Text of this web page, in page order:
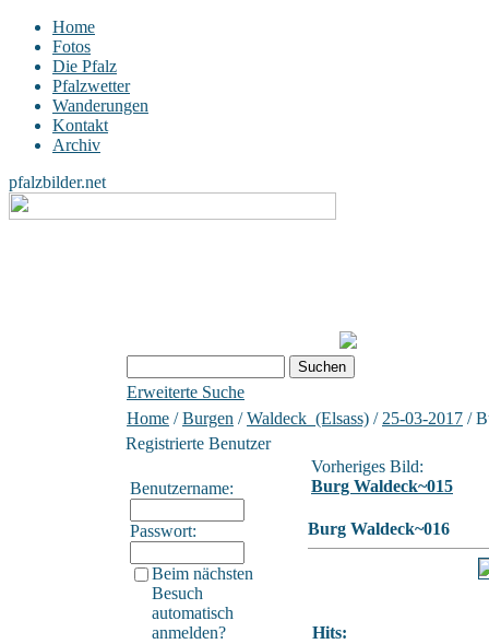
Home
Fotos
Die Pfalz
Pfalzwetter
Wanderungen
Kontakt
Archiv
pfalzbilder.net
Erweiterte Suche
Home /Burgen /Waldeck_(Elsass) / 25-03-2017 /
Registrierte Benutzer
Benutzername:
Passwort:
Beim nächsten
Besuch
automatisch
anmelden?
Vorheriges Bild:
Burg Waldeck~015
Burg Waldeck~016
Hits: